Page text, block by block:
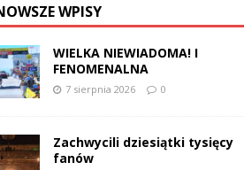
WPISY
WIELKA NIEWIADOMA! I
FENOMENALNA
7 sierpnia 2026 0
Zachwycili dziesiątki tysięcy
fanów